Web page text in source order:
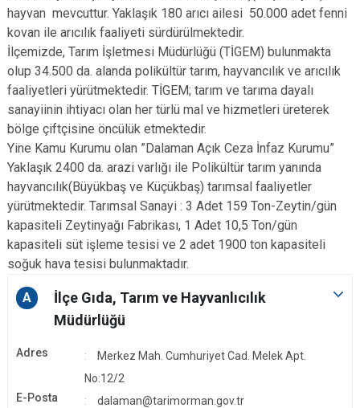
hayvan mevcuttur. Yaklaşık 180 arıcı ailesi 50.000 adet fenni
kovan ile arıcılık faaliyeti sürdürülmektedir.
İlçemizde, Tarım İşletmesi Müdürlüğü (TİGEM) bulunmakta
olup 34.500 da. alanda polikültür tarım, hayvancılık ve arıcılık
faaliyetleri yürütmektedir. TİGEM; tarım ve tarıma dayalı
sanayiinin ihtiyacı olan her türlü mal ve hizmetleri üreterek
bölge çiftçisine öncülük etmektedir.
Yine Kamu Kurumu olan ”Dalaman Açık Ceza İnfaz Kurumu”
Yaklaşık 2400 da. arazi varlığı ile Polikültür tarım yanında
hayvancılık(Büyükbaş ve Küçükbaş) tarımsal faaliyetler
yürütmektedir. Tarımsal Sanayi : 3 Adet 159 Ton-Zeytin/gün
kapasiteli Zeytinyağı Fabrikası, 1 Adet 10,5 Ton/gün
kapasiteli süt işleme tesisi ve 2 adet 1900 ton kapasiteli
soğuk hava tesisi bulunmaktadır.
A
İlçe Gıda, Tarım ve Hayvanlıcılık
Müdürlüğü
Adres
Merkez Mah. Cumhuriyet Cad. Melek Apt.
No:12/2
E-Posta
dalaman@tarimorman.gov.tr